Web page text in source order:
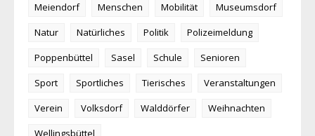
Meiendorf
Menschen Mobilität
Museumsdorf
Natur
Natürliches Politik
Polizeimeldung
Poppenbüttel
Sasel Schule
Senioren
Sport
Sportliches Tierisches
Veranstaltungen
Verein
Volksdorf Walddörfer
Weihnachten